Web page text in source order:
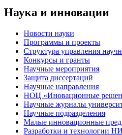
Наука и инновации
Новости науки
Программы и проекты
Структура управления
Конкурсы и гранты
Научные мероприятия
Защита диссертаций
Научные направления
НОЦ «Иновационные
Научные журналы
Научные подразделения
Малые инновационные
Разработки и технологии